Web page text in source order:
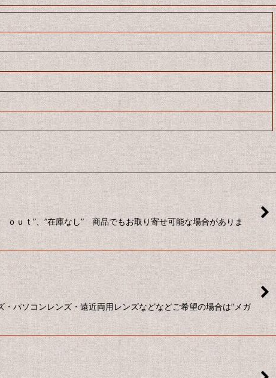
ｕｔ”、”在庫なし” 商品でもお取り寄せ可能な場合がありま
ソコンレンズ・遠近両用レンズなどなどご希望の場合は”メガ